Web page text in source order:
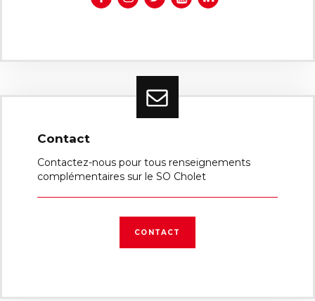
Contact
Contactez-nous pour tous renseignements
complémentaires sur le SO Cholet
CONTACT